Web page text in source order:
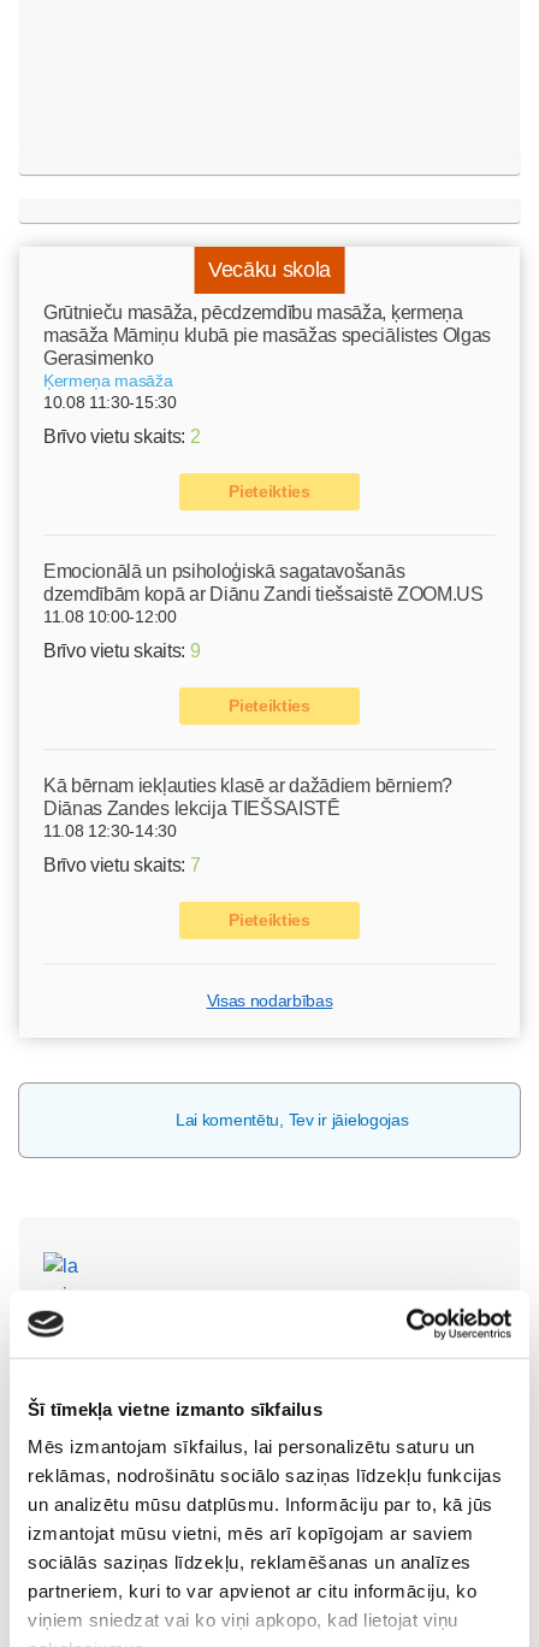
Šī tīmekļa vietne izmanto sīkfailus
Mēs izmantojam sīkfailus, lai personalizētu saturu un
reklāmas, nodrošinātu sociālo saziņas līdzekļu funkcijas
un analizētu mūsu datplūsmu. Informāciju par to, kā jūs
izmantojat mūsu vietni, mēs arī kopīgojam ar saviem
sociālās saziņas līdzekļu, reklamēšanas un analīzes
partneriem, kuri to var apvienot ar citu informāciju, ko
viņiem sniedzat vai ko viņi apkopo, kad lietojat viņu
Vecāku skola
Grūtnieču masāža, pēcdzemdību masāža, ķermeņa
masāža Māmiņu klubā pie masāžas speciālistes Olgas
Gerasimenko
Ķermeņa masāža
10.08 11:30-15:30
Brīvo vietu skaits: 2
Pieteikties
Emocionālā un psiholoģiskā sagatavošanās
dzemdībām kopā ar Diānu Zandi tiešsaistē ZOOM.US
11.08 10:00-12:00
Brīvo vietu skaits: 9
Pieteikties
Kā bērnam iekļauties klasē ar dažādiem bērniem?
Diānas Zandes lekcija TIEŠSAISTĒ
11.08 12:30-14:30
Brīvo vietu skaits: 7
Pieteikties
Visas nodarbības
Lai komentētu, Tev ir jāielogojas
Cielavinna
Labi situēta ģimene nav nekāds rādītājs savā attiesmē
Cielavinna 23. Aug 2016, 15:15 Cielavinna
Piedevām cilvēki mācas no pašu pieļautām kļudām
nevis citu.